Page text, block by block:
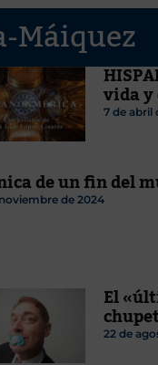
Máiquez
vida y
7 de abril
de un fin del
de 2024
El
22 de